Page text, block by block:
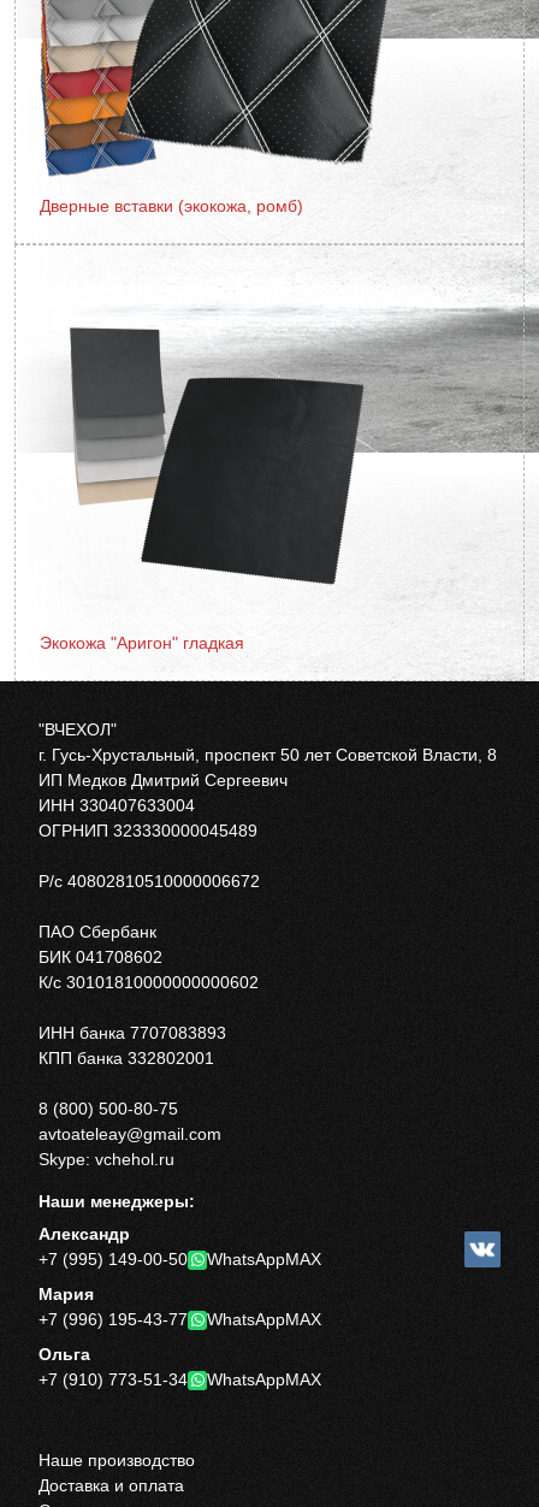
Дверные вставки (экокожа, ромб)
Экокожа "Аригон" гладкая
"ВЧЕХОЛ"
г. Гусь-Хрустальный, проспект 50 лет Советской Власти, 8
ИП Медков Дмитрий Сергеевич
ИНН 330407633004
ОГРНИП 323330000045489
Р/с 40802810510000006672
ПАО Сбербанк
БИК 041708602
К/с 30101810000000000602
ИНН банка 7707083893
КПП банка 332802001
8 (800) 500-80-75
avtoateleay@gmail.com
Skype: vchehol.ru
Наши менеджеры:
Александр
+7 (995) 149-00-50
WhatsAppMAX
Мария
+7 (996) 195-43-77
WhatsAppMAX
Ольга
+7 (910) 773-51-34
WhatsAppMAX
Наше производство
Доставка и оплата